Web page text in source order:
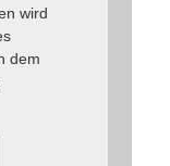
wird
dem